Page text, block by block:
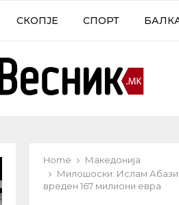
СКОПЈЕ СПОРТ
Home
Македонија
Милошоски: Ислам Абази
вреден 167 милиони евра